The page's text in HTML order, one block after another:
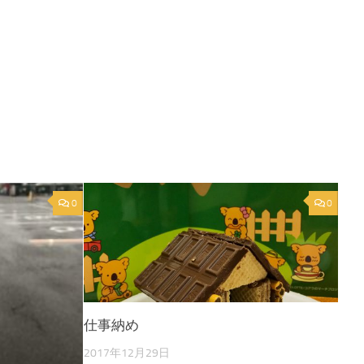
0 0
仕事納め
2017年12月29日